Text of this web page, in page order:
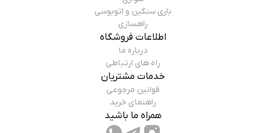
باری سنگین و اتوبوسی
راهسازی
اطلاعات فروشگاه
درباره ما
راه های ارتباطی
خدمات مشتریان
قوانین مرجوعی
راهنمای خرید
همراه ما باشید